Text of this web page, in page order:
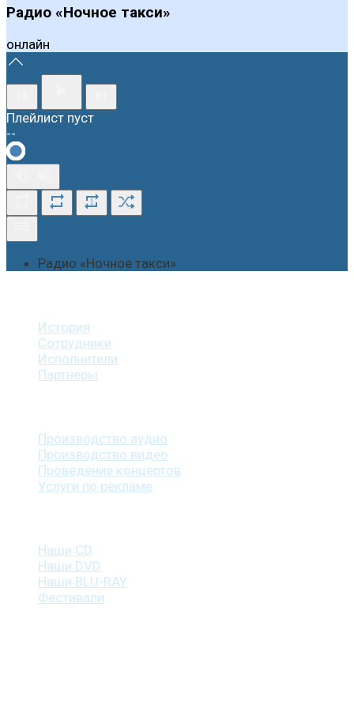
Радио «Ночное такси»
онлайн
Плейлист пуст
--
1
Радио «Ночное такси»
История
Сотрудники
Исполнители
Партнеры
Производство аудио
Производство видео
Проведение концертов
Услуги по рекламе
Наши CD
Наши DVD
Наши BLU-RAY
Фестивали